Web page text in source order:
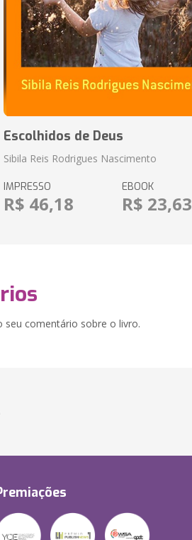
Escolhidos de Deus
Sibila Reis Rodrigues Nascimento
IMPRESSO
R$ 46,18
EBOOK
R$ 23,63
seu comentário sobre o livro.